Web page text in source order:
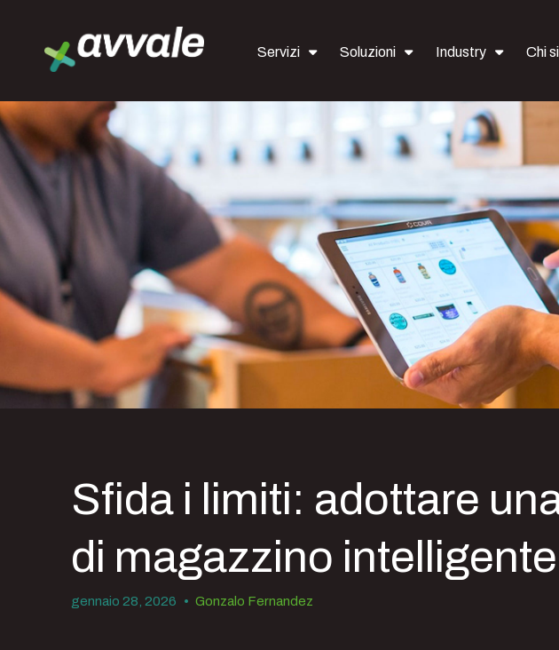
Servizi Soluzioni Industry Chi
Sfida i limiti: adottare
di magazzino intelligente
gennaio 28, 2026 • Gonzalo Fernandez